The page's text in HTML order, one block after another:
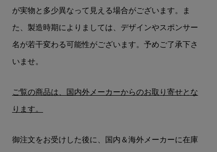
が実物と多少異なって見える場合がございます。ま
た、製造時期によりましては、デザインやスポンサー
名が若干変わる可能性がございます。予めご了承下さ
いませ。
ご覧の商品は、国内外メーカーからのお取り寄せとな
ります。
御注文をお受けした後に、国内＆海外メーカーに在庫